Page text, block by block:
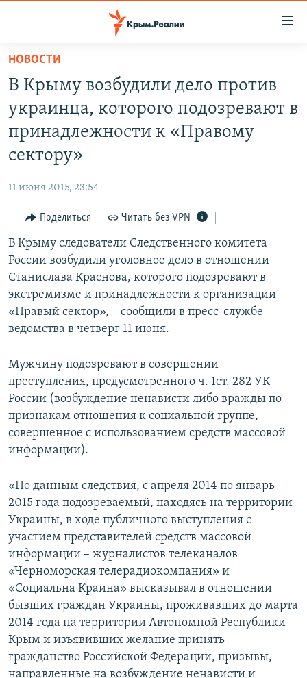
Вернуться
основному
содержанию
Вернутся
главной
Вернутся
поиску
СПЕЦПРОЕКТЫ
ВОДА
ИНФОГРАФИКА
ТЕЛЕПРОЕКТ КРЫМ.РЕАЛИИ
СОВЕТЫ ПРАВОЗАЩИТНИКОВ
ПРОПАВШИЕ БЕЗ ВЕСТИ
ПОБЕДИТЕЛЕЙ НЕ СУДЯТ?
ELIFBE
УКРАИНСКАЯ ПРОБЛЕМА КРЫМА
РАДІО СВОБОДА
КАК ОБОЙТИ БЛОКИРОВКУ
Українською
Qırımtatar
ПРИСОЕДИНЯЙТЕСЬ!
Все сайты RFE/RL
НОВОСТИ
В Крыму возбудили дело против
украинца, которого подозревают в
принадлежности к «Правому
сектору»
11 июня 2015, 23:54
Поделиться Читать без VPN
В Крыму следователи Следственного комитета
России возбудили уголовное дело в отношении
Станислава Краснова, которого подозревают в
экстремизме и принадлежности к организации
«Правый сектор», – сообщили в пресс-службе
ведомства в четверг 11 июня.
Мужчину подозревают в совершении
преступления, предусмотренного ч. 1ст. 282 УК
России (возбуждение ненависти либо вражды по
признакам отношения к социальной группе,
совершенное с использованием средств массовой
информации).
«По данным следствия, с апреля 2014 по январь
2015 года подозреваемый, находясь на территории
Украины, в ходе публичного выступления с
участием представителей средств массовой
информации – журналистов телеканалов
«Черноморская телерадиокомпания» и
«Социальна Краина» высказывал в отношении
бывших граждан Украины, проживавших до марта
2014 года на территории Автономной Республики
Крым и изъявивших желание принять
гражданство Российской Федерации, призывы,
направленные на возбуждение ненависти и